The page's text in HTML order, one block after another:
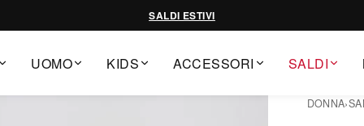
SALDI ESTIVI
UOMO KIDS ACCESSORI SALDI
DONNA›